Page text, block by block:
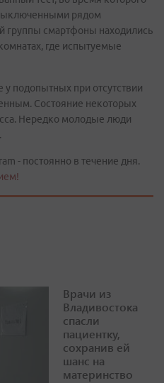
рядом
группы смартфоны находились
где испытуемые
подопытных при отсутствии
Состояние некоторых
Нередко молодые люди
- постоянно в течение дня.
Врачи из
Владивостока
спасли
пациентку,
сохранив ей
шанс на
материнство